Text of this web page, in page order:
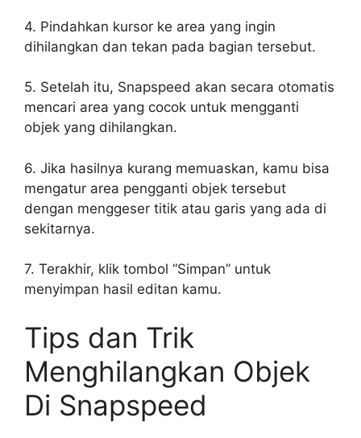
4. Pindahkan kursor ke area yang ingin
dihilangkan dan tekan pada bagian tersebut.
5. Setelah itu, Snapspeed akan secara otomatis
mencari area yang cocok untuk mengganti
objek yang dihilangkan.
6. Jika hasilnya kurang memuaskan, kamu bisa
mengatur area pengganti objek tersebut
dengan menggeser titik atau garis yang ada di
sekitarnya.
7. Terakhir, klik tombol “Simpan” untuk
menyimpan hasil editan kamu.
Tips dan Trik
Menghilangkan Objek
Di Snapspeed